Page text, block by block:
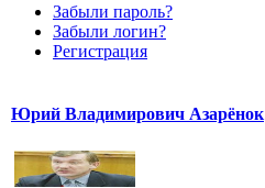
Забыли пароль?
Забыли логин?
Регистрация
Юрий Владимирович Азарёнок